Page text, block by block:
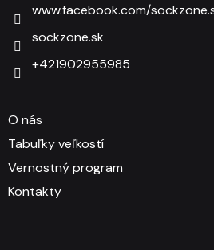
www.facebook.com/
sockzone.sk
+421902955985
O nás
Tabuľky veľkostí
Vernostný program
Kontakty